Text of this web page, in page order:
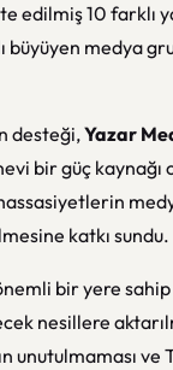
edilmiş 10 farklı
büyüyen medya
desteği,Yazar
bir güç
katkı sundu.
bir yere
nesillere
unutulmaması ve